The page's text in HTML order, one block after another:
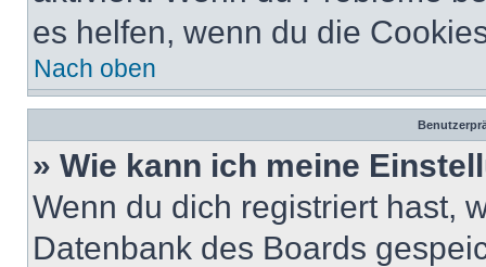
es helfen, wenn du die
Nach oben
» Wie kann ich meine
Wenn du dich registriert hast,
Datenbank des Boards